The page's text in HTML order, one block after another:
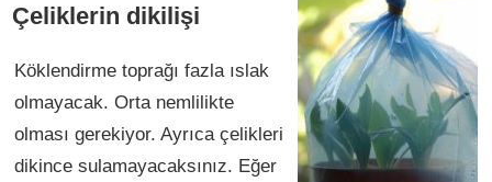
Çeliklerin dikilişi
Köklendirme toprağı fazla ıslak
olmayacak. Orta nemlilikte
olması gerekiyor. Ayrıca çelikleri
dikince sulamayacaksınız. Eğer